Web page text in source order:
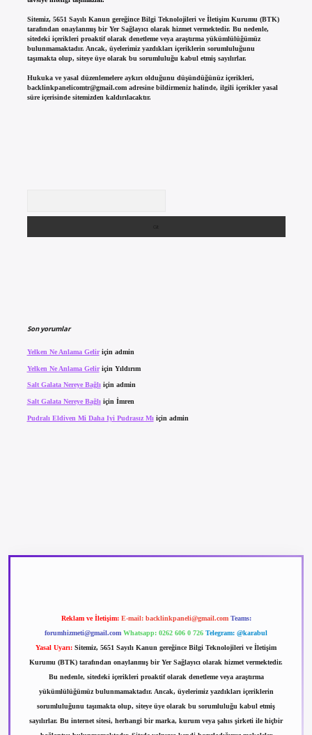
Sitemiz, 5651 Sayılı Kanun gereğince Bilgi Teknolojileri ve İletişim Kurumu (BTK)
tarafından onaylanmış bir Yer Sağlayıcı olarak hizmet vermektedir. Bu nedenle,
sitedeki içerikleri proaktif olarak denetleme veya araştırma yükümlülüğümüz
bulunmamaktadır. Ancak, üyelerimiz yazdıkları içeriklerin sorumluluğunu
taşımakta olup, siteye üye olarak bu sorumluluğu kabul etmiş sayılırlar.
Hukuka ve yasal düzenlemelere aykırı olduğunu düşündüğünüz içerikleri,
backlinkpanelicomtr@gmail.comadresine bildirmeniz halinde, ilgili içerikler yasal
süre içerisinde sitemizden kaldırılacaktır.
Son yorumlar
Yelken Ne Anlama Geliriçin admin
Yelken Ne Anlama Geliriçin Yıldırım
Salt Galata Nereye Bağlıiçin admin
Salt Galata Nereye Bağlı için İmren
Pudralı Eldiven Mi Daha Iyi Pudrasız Mı için admin
Reklam ve İletişim: E-mail: backlinkpaneli@gmail.com Teams:
forumhizmeti@gmail.com Whatsapp: 0262 606 0 726 Telegram: @karabul
Yasal Uyarı: Sitemiz, 5651 Sayılı Kanun gereğince Bilgi Teknolojileri ve İletişim
Kurumu (BTK) tarafından onaylanmış bir Yer Sağlayıcı olarak hizmet vermektedir.
Bu nedenle, sitedeki içerikleri proaktif olarak denetleme veya araştırma
yükümlülüğümüz bulunmamaktadır. Ancak, üyelerimiz yazdıkları içeriklerin
sorumluluğunu taşımakta olup, siteye üye olarak bu sorumluluğu kabul etmiş
sayılırlar. Bu internet sitesi, herhangi bir marka, kurum veya şahıs şirketi ile hiçbir